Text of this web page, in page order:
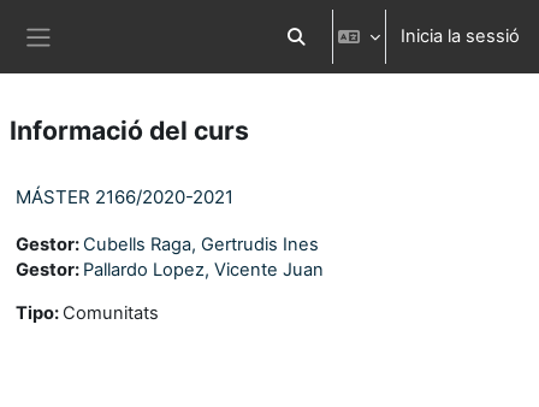
Commuta l'entrada de la cerca
Inicia la sessió
Informació del curs
MÁSTER 2166/2020-2021
Gestor:Cubells Raga, Gertrudis Ines
Gestor: Pallardo Lopez, Vicente Juan
Tipo: Comunitats